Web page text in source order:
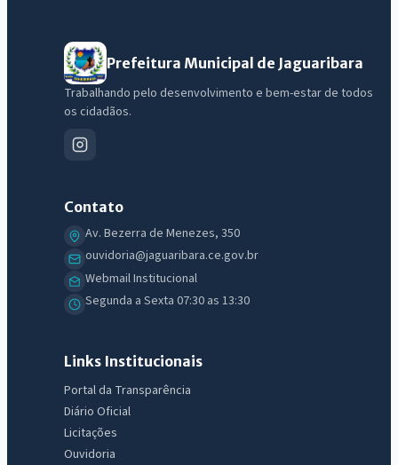
Prefeitura Municipal de Jaguaribara
Trabalhando pelo desenvolvimento e bem-estar de todos
os cidadãos.
Contato
Av. Bezerra de Menezes, 350
ouvidoria@jaguaribara.ce.gov.br
Webmail Institucional
Segunda a Sexta 07:30 as 13:30
Links Institucionais
Portal da Transparência
Diário Oficial
Licitações
Ouvidoria